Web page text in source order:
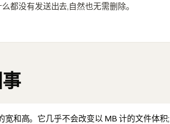
都没有发送出去,自然也无需删除。
和高。它几乎不会改变以 MB 计的文件体积;